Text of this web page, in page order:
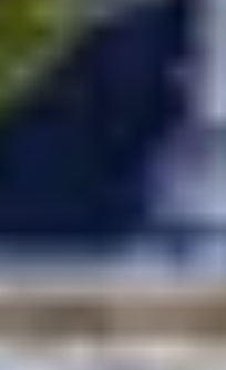
Wijnproeverij &
Wijnproeverij &
Wijnproeverij &
Wijnproeverij &
Wijnproeverij &
Rum proeverij
Wijnproeverij &
Wijnproeverij &
Wijnproeverij &